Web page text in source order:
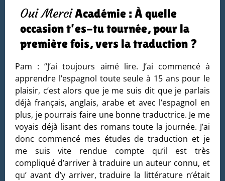
Oui MerciAcadémie : À quelle
occasion t’es-tu tournée, pour la
première fois, vers la traduction ?
Pam : “J’ai toujours aimé lire. J’ai commencé à
apprendre l’espagnol toute seule à 15 ans pour le
plaisir, c’est alors que je me suis dit que je parlais
déjà français, anglais, arabe et avec l’espagnol en
plus, je pourrais faire une bonne traductrice. Je me
voyais déjà lisant des romans toute la journée. J’ai
donc commencé mes études de traduction et je
me suis vite rendue compte qu’il est très
compliqué d’arriver à traduire un auteur connu, et
qu’ avant d’y arriver, traduire la littérature n’était